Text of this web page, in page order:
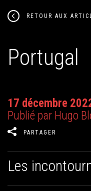
RETOUR AUX
Portugal
17 décembre
Publié par Hugo
PARTAGER
Les